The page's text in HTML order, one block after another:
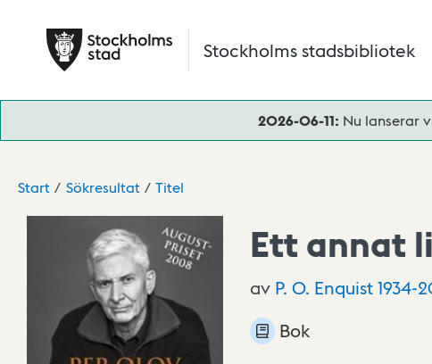
Stockholms stadsbibliotek
2026-06-11: Nu lanserar
Start Sökresultat Titel
Ett annat
av P. O. Enquist1934-
Bok